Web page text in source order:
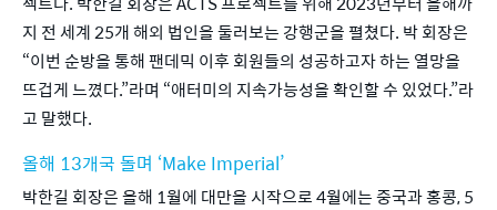
지 전 세계 25개 해외 법인을 둘러보는 강행군을 펼쳤다. 박 회장은
“이번 순방을 통해 팬데믹 이후 회원들의 성공하고자 하는 열망을
뜨겁게 느꼈다.”라며 “애터미의 지속가능성을 확인할 수 있었다.”라
고 말했다.
올해 13개국 돌며 ‘Make Imperial’
박한길 회장은 올해 1월에 대만을 시작으로 4월에는 중국과 홍콩, 5